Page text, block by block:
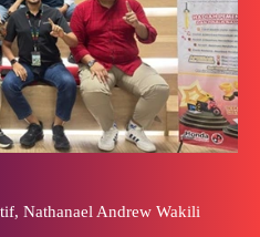
Nathanael Andrew Wakili